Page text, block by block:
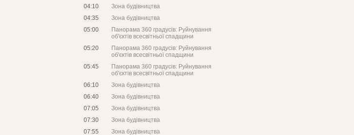
04:10
Зона будівництва
04:35
Зона будівництва
05:00
Панорама 360 градусів: Руйнування
об'єктів всесвітньої спадщини
05:20
Панорама 360 градусів: Руйнування
об'єктів всесвітньої спадщини
05:45
Панорама 360 градусів: Руйнування
об'єктів всесвітньої спадщини
06:10
Зона будівництва
06:40
Зона будівництва
07:05
Зона будівництва
07:30
Зона будівництва
07:55
Зона будівництва